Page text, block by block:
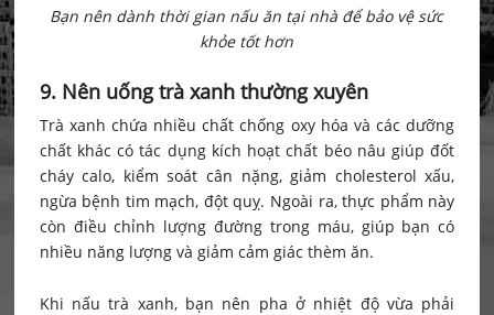
Bạn nên dành thời gian nấu ăn tại nhà để bảo vệ sức
khỏe tốt hơn
9. Nên uống trà xanh thường xuyên
Trà xanh chứa nhiều chất chống oxy hóa và các dưỡng
chất khác có tác dụng kích hoạt chất béo nâu giúp đốt
cháy calo, kiểm soát cân nặng, giảm cholesterol xấu,
ngừa bệnh tim mạch, đột quỵ. Ngoài ra, thực phẩm này
còn điều chỉnh lượng đường trong máu, giúp bạn có
nhiều năng lượng và giảm cảm giác thèm ăn.
Khi nấu trà xanh, bạn nên pha ở nhiệt độ vừa phải